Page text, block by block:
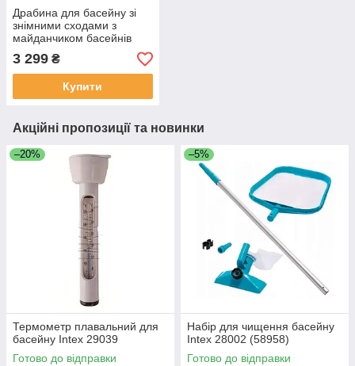
Драбина для басейну зі
знімними сходами з
майданчиком басейнів
висотою до 122 см, Intex
28076
3 299 ₴
Купити
Акційні пропозиції та новинки
–20%
Термометр плавальний для
басейну Intex 29039
Готово до відправки
–5%
Набір для чищення басейну
Intex 28002 (58958)
Готово до відправки